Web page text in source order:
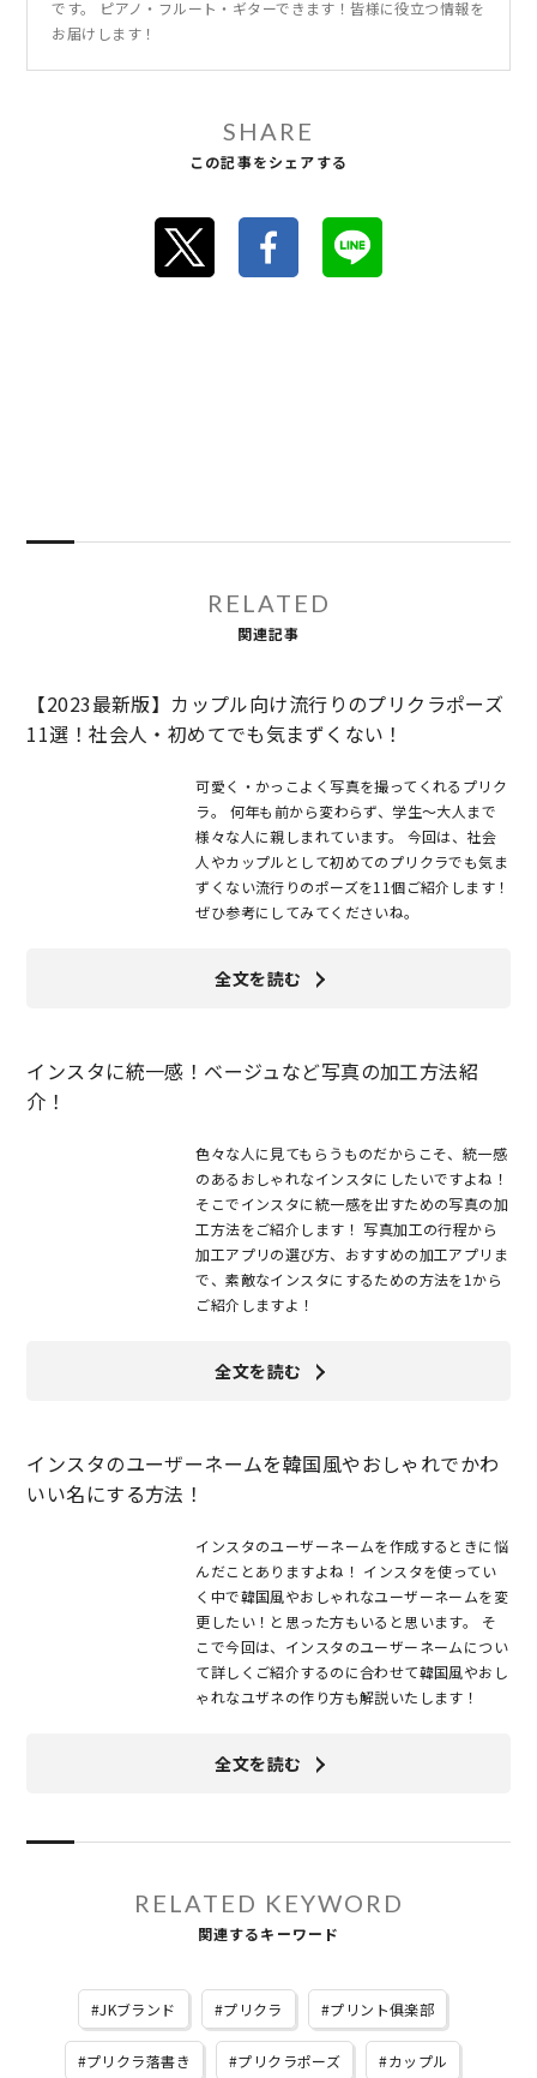
です。 ピアノ・フルート・ギターできます！皆様に役立つ情報を
お届けします！
SHARE
この記事をシェアする
RELATED
関連記事
【2023最新版】カップル向け流行りのプリクラポーズ
11選！社会人・初めてでも気まずくない！
可愛く・かっこよく写真を撮ってくれるプリク
ラ。 何年も前から変わらず、学生〜大人まで
様々な人に親しまれています。 今回は、社会
人やカップルとして初めてのプリクラでも気ま
ずくない流行りのポーズを11個ご紹介します！
ぜひ参考にしてみてくださいね。
全文を読む
インスタに統一感！ベージュなど写真の加工方法紹
介！
色々な人に見てもらうものだからこそ、統一感
のあるおしゃれなインスタにしたいですよね！
そこでインスタに統一感を出すための写真の加
工方法をご紹介します！ 写真加工の行程から
加工アプリの選び方、おすすめの加工アプリま
で、素敵なインスタにするための方法を1から
ご紹介しますよ！
全文を読む
インスタのユーザーネームを韓国風やおしゃれでかわ
いい名にする方法！
インスタのユーザーネームを作成するときに悩
んだことありますよね！ インスタを使ってい
く中で韓国風やおしゃれなユーザーネームを変
更したい！と思った方もいると思います。 そ
こで今回は、インスタのユーザーネームについ
て詳しくご紹介するのに合わせて韓国風やおし
ゃれなユザネの作り方も解説いたします！
全文を読む
RELATED KEYWORD
関連するキーワード
JKブランド プリクラ プリント俱楽部
プリクラ落書き プリクラポーズ カップル